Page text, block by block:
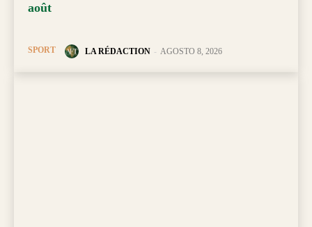
août
SPORT LA RÉDACTION - AGOSTO 8, 2026